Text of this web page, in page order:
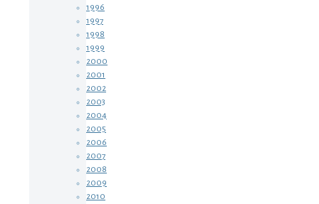
1996
1997
1998
1999
2000
2001
2002
2003
2004
2005
2006
2007
2008
2009
2010